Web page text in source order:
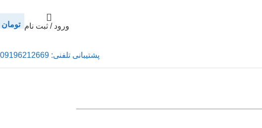
ورود / ثبت نام تومان
پشتیبانی تلفنی: 09196212669